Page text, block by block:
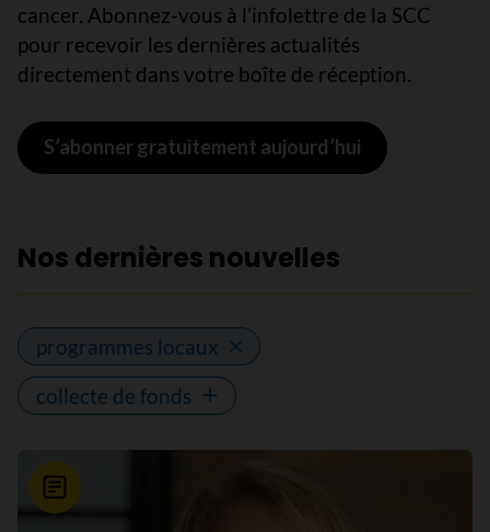
cancer. Abonnez-vous à l’infolettre de la SCC
pour recevoir les dernières actualités
directement dans votre boîte de réception.
S’abonner gratuitement aujourd’hui
Nos dernières nouvelles
programmes locaux
collecte de fonds
Nouvelle